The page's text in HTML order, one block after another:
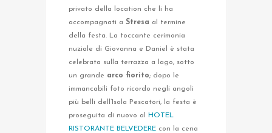
privato della location che li ha
accompagnati a Stresa al termine
della festa. La toccante cerimonia
nuziale di Giovanna e Daniel è stata
celebrata sulla terrazza a lago, sotto
un grande arco fiorito; dopo le
immancabili foto ricordo negli angoli
più belli dell’Isola Pescatori, la festa è
proseguita di nuovo al
HOTEL
RISTORANTE BELVEDERE con la cena